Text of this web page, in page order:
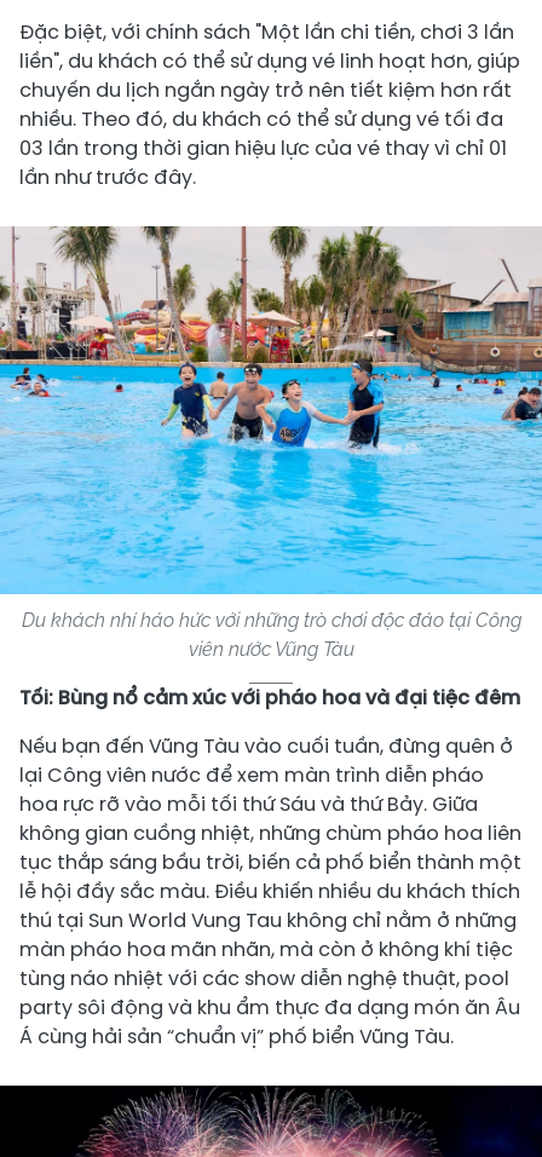
Đặc biệt, với chính sách "Một lần chi tiền, chơi 3 lần
liền", du khách có thể sử dụng vé linh hoạt hơn, giúp
chuyến du lịch ngắn ngày trở nên tiết kiệm hơn rất
nhiều. Theo đó, du khách có thể sử dụng vé tối đa
03 lần trong thời gian hiệu lực của vé thay vì chỉ 01
lần như trước đây.
Du khách nhí háo hức với những trò chơi độc đáo tại Công
viên nước Vũng Tàu
Tối: Bùng nổ cảm xúc với pháo hoa và đại tiệc đêm
Nếu bạn đến Vũng Tàu vào cuối tuần, đừng quên ở
lại Công viên nước để xem màn trình diễn pháo
hoa rực rỡ vào mỗi tối thứ Sáu và thứ Bảy. Giữa
không gian cuồng nhiệt, những chùm pháo hoa liên
tục thắp sáng bầu trời, biến cả phố biển thành một
lễ hội đầy sắc màu. Điều khiến nhiều du khách thích
thú tại Sun World Vung Tau không chỉ nằm ở những
màn pháo hoa mãn nhãn, mà còn ở không khí tiệc
tùng náo nhiệt với các show diễn nghệ thuật, pool
party sôi động và khu ẩm thực đa dạng món ăn Âu
Á cùng hải sản “chuẩn vị” phố biển Vũng Tàu.